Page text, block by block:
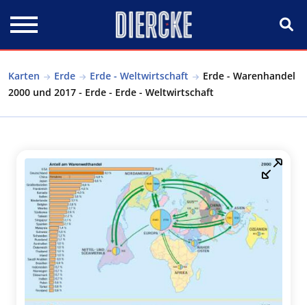
Karten Erde Erde - Weltwirtschaft
Erde - Warenhandel
2000 und 2017 - Erde - Erde - Weltwirtschaft